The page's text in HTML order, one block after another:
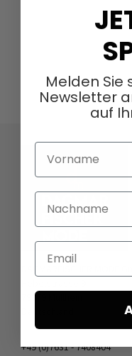
79379 Müllheim
+49 (0)7631 - 7408404
Melden Sie
Newsletter
auf
Vorname
Nachname
Email